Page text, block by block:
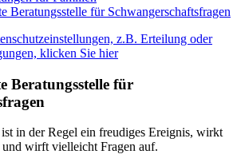
Beratungsstelle für Schwangerschaftsfragen
z.B. Erteilung oder
klicken Sie hier
Beratungsstelle für
in der Regel ein freudiges Ereignis, wirkt
und wirft vielleicht Fragen auf.